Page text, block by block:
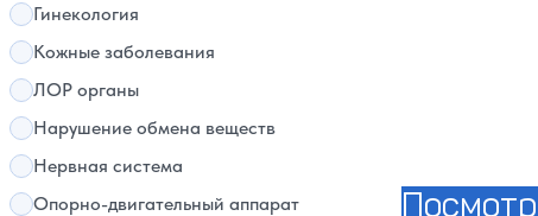
Гинекология
Кожные заболевания
ЛОР органы
Нарушение обмена веществ
Нервная система
Опорно-двигательный аппарат